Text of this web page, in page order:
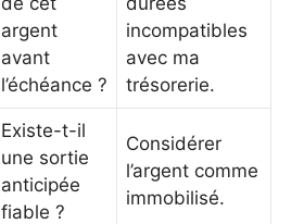
argent
avant
l’échéance ?
incompatibles
avec ma
trésorerie.
Existe-t-il
une sortie
anticipée
fiable ?
Considérer
l’argent comme
immobilisé.